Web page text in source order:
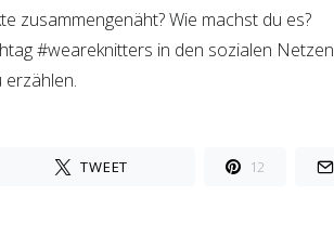
zusammengenäht? Wie machst du es?
#weareknitters in den sozialen Netzen
erzählen.
TWEET 12